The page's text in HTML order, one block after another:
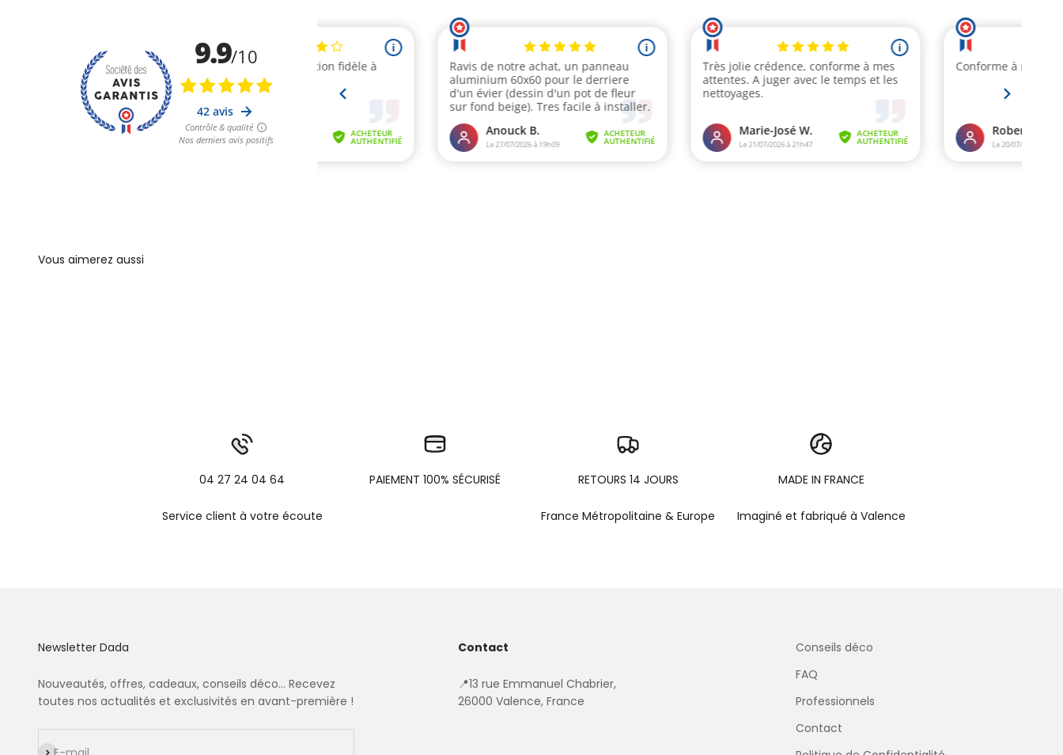
04 27 24 04 64
Service client à votre écoute
PAIEMENT 100% SÉCURISÉ RETOURS 14 JOURS
France Métropolitaine & Europe
MADE IN FRANCE
Imaginé et fabriqué à Valence
Newsletter Dada
Nouveautés, offres, cadeaux, conseils déco... Recevez
toutes nos actualités et exclusivités en avant-première !
S'inscrire
Contact
📍13 rue Emmanuel Chabrier,
26000 Valence, France
Conseils déco
FAQ
Professionnels
Contact